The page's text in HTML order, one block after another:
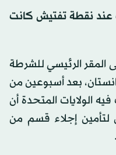
عند نقطة تفتيش كانت
الرئيسي للشرطة
بعد أسبوعين من
الولايات المتحدة أن
إجلاء قسم من